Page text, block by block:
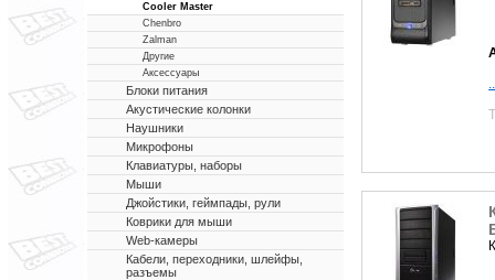
Cooler Master
Chenbro
Zalman
Другие
Аксессуары
Блоки питания
Акустические колонки
Наушники
Микрофоны
Клавиатуры, наборы
Мыши
Джойстики, геймпады, рули
Коврики для мыши
Web-камеры
Кабели, переходники, шлейфы,
разъемы